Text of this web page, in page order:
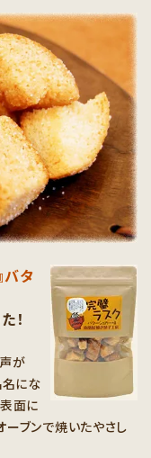
バタ
！
が
名にな
面に
ブンで焼いたやさし